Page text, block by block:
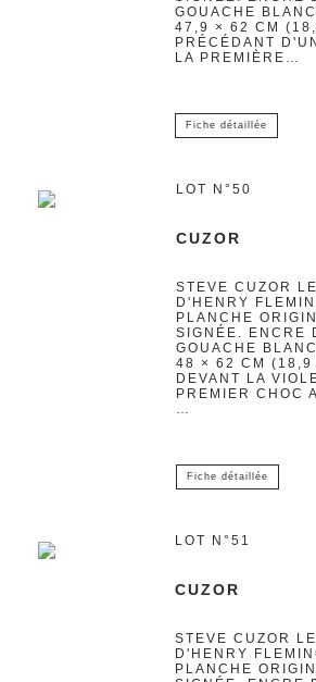
GOUACHE
47,9 × 62 CM
PRÉCÉDANT
LA PREMIÈRE…
Fiche détaillée
LOT N°50
CUZOR
STEVE CUZOR
D'HENRY
PLANCHE
SIGNÉE. ENCRE
GOUACHE
48 × 62 CM
DEVANT LA
PREMIER CHOC
…
Fiche détaillée
LOT N°51
CUZOR
STEVE CUZOR
D'HENRY
PLANCHE